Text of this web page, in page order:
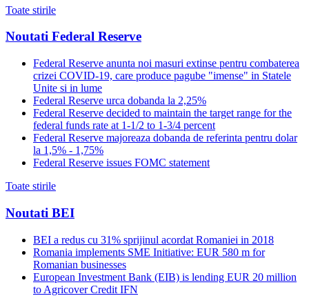
Toate stirile
Noutati Federal Reserve
Federal Reserve anunta noi masuri extinse pentru combaterea
crizei COVID-19, care produce pagube "imense" in Statele
Unite si in lume
Federal Reserve urca dobanda la 2,25%
Federal Reserve decided to maintain the target range for the
federal funds rate at 1-1/2 to 1-3/4 percent
Federal Reserve majoreaza dobanda de referinta pentru dolar
la 1,5% - 1,75%
Federal Reserve issues FOMC statement
Toate stirile
Noutati BEI
BEI a redus cu 31% sprijinul acordat Romaniei in 2018
Romania implements SME Initiative: EUR 580 m for
Romanian businesses
European Investment Bank (EIB) is lending EUR 20 million
to Agricover Credit IFN